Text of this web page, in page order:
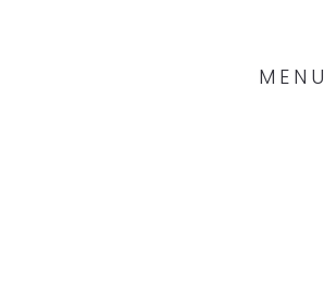
MENU